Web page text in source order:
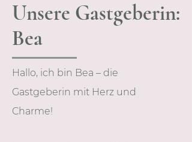
Unsere Gastgeberin:
Bea
Hallo, ich bin Bea – die
Gastgeberin mit Herz und
Charme!